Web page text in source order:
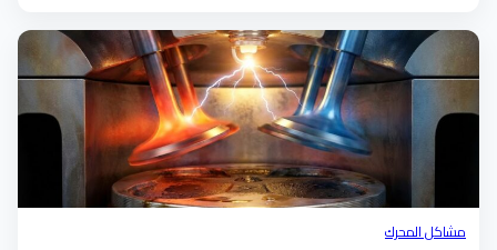
مشاكل المحرك